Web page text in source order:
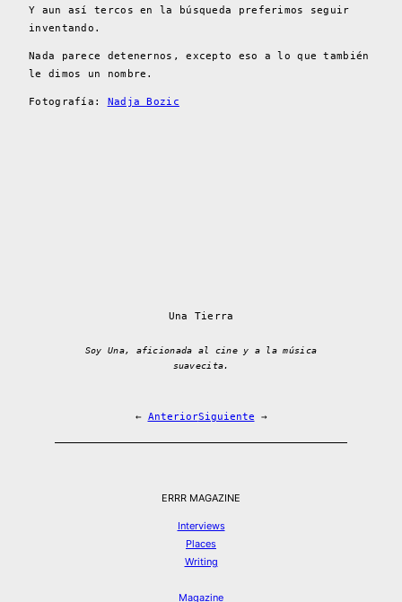
Y aun así tercos en la búsqueda preferimos seguir
inventando.
Nada parece detenernos, excepto eso a lo que también
le dimos un nombre.
Fotografía: Nadja Bozic
Una Tierra
Soy Una, aficionada al cine y a la música
suavecita.
← AnteriorSiguiente →
ERRR MAGAZINE
Interviews
Places
Writing
Magazine